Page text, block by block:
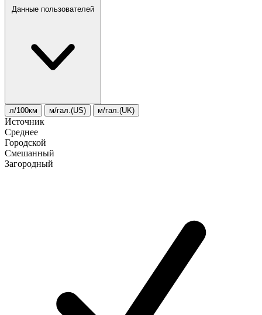
Данные пользователей
л/100км м/гал.(US) м/гал.(UK)
Источник
Среднее
Городской
Смешанный
Загородный